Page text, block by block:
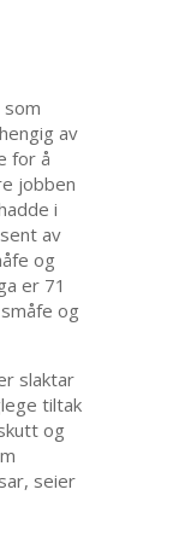
som
av
for å
jobben
i
av
og
er 71
og
slaktar
tiltak
og
seier